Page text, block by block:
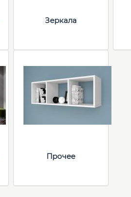
Зеркала
Прочее